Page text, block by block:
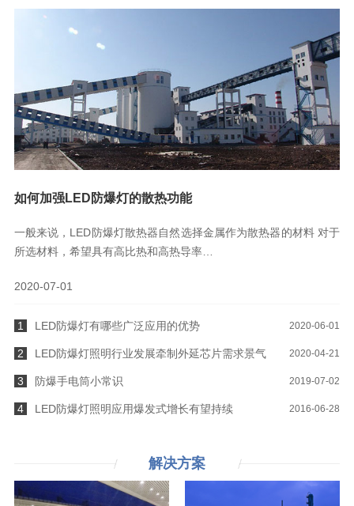
如何加强LED防爆灯的散热功能
一般来说，LED防爆灯散热器自然选择金属作为散热器的材料 对于
所选材料，希望具有高比热和高热导率…
2020-07-01
2020-06-01
1 LED防爆灯有哪些广泛应用的优势
2020-04-21
2 LED防爆灯照明行业发展牵制外延芯片需求景气
2019-07-02
3 防爆手电筒小常识
2016-06-28
4 LED防爆灯照明应用爆发式增长有望持续
解决方案